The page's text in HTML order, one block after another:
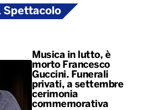
Spettacolo
Musica in lutto, è
morto Francesco
Guccini. Funerali
privati, a settembre
cerimonia
commemorativa